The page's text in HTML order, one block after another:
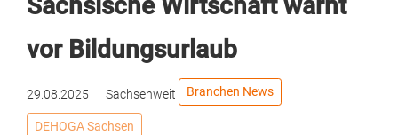
Sächsische Wirtschaft warnt
vor Bildungsurlaub
29.08.2025 Sachsenweit Branchen News
DEHOGA Sachsen